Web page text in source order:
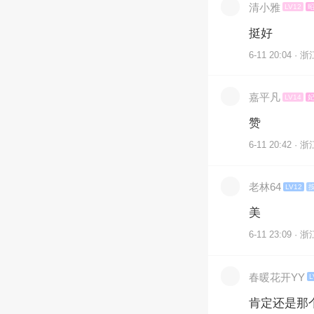
清小雅 LV12
挺好
6-11 20:04 · 浙
嘉平凡 LV14
赞
6-11 20:42 · 浙
老林64 LV12
美
6-11 23:09 · 浙
春暖花开YY
肯定还是那